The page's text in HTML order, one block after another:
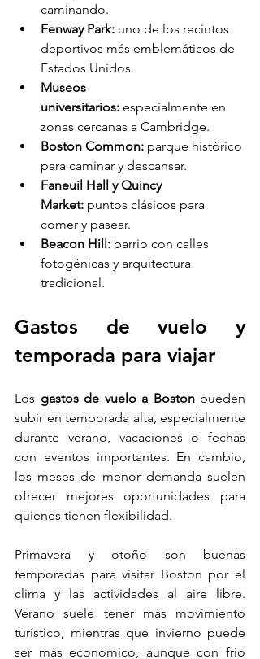
caminando.
Fenway Park: uno de los recintos
deportivos más emblemáticos de
Estados Unidos.
Museos
universitarios: especialmente en
zonas cercanas a Cambridge.
Boston Common: parque histórico
para caminar y descansar.
Faneuil Hall y Quincy
Market: puntos clásicos para
comer y pasear.
Beacon Hill: barrio con calles
fotogénicas y arquitectura
tradicional.
Gastos de vuelo y
temporada para viajar
Los gastos de vuelo a Boston pueden
subir en temporada alta, especialmente
durante verano, vacaciones o fechas
con eventos importantes. En cambio,
los meses de menor demanda suelen
ofrecer mejores oportunidades para
quienes tienen flexibilidad.
Primavera y otoño son buenas
temporadas para visitar Boston por el
clima y las actividades al aire libre.
Verano suele tener más movimiento
turístico, mientras que invierno puede
ser más económico, aunque con frío